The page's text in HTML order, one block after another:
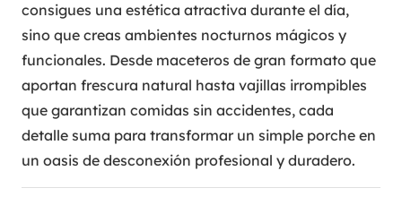
consigues una estética atractiva durante el día,
sino que creas ambientes nocturnos mágicos y
funcionales. Desde maceteros de gran formato que
aportan frescura natural hasta vajillas irrompibles
que garantizan comidas sin accidentes, cada
detalle suma para transformar un simple porche en
un oasis de desconexión profesional y duradero.